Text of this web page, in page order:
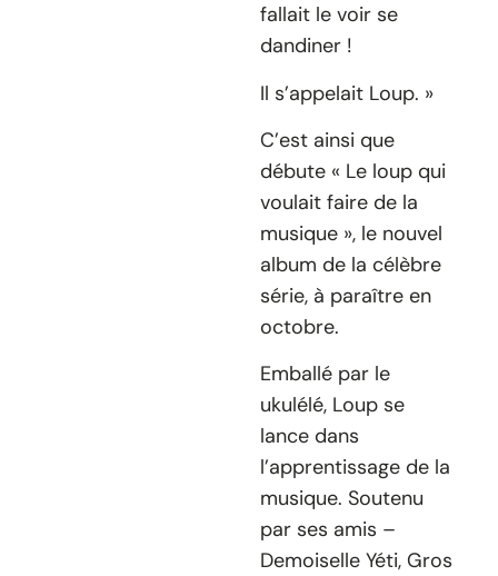
fallait le voir se
dandiner !
Il s’appelait Loup. »
C’est ainsi que
débute « Le loup qui
voulait faire de la
musique », le nouvel
album de la célèbre
série, à paraître en
octobre.
Emballé par le
ukulélé, Loup se
lance dans
l’apprentissage de la
musique. Soutenu
par ses amis –
Demoiselle Yéti, Gros